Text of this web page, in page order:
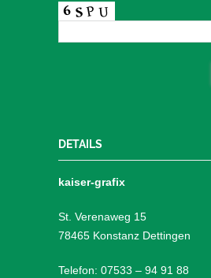
DETAILS
kaiser-grafix
St. Verenaweg 15
78465 Konstanz Dettingen
Telefon: 07533 – 94 91 88